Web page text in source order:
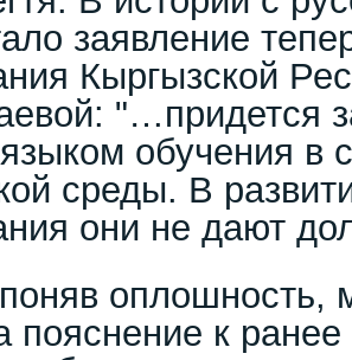
заявление
Кыргызской
"…придется
обучения в
среды. В
они не дают
оплошность,
пояснение к